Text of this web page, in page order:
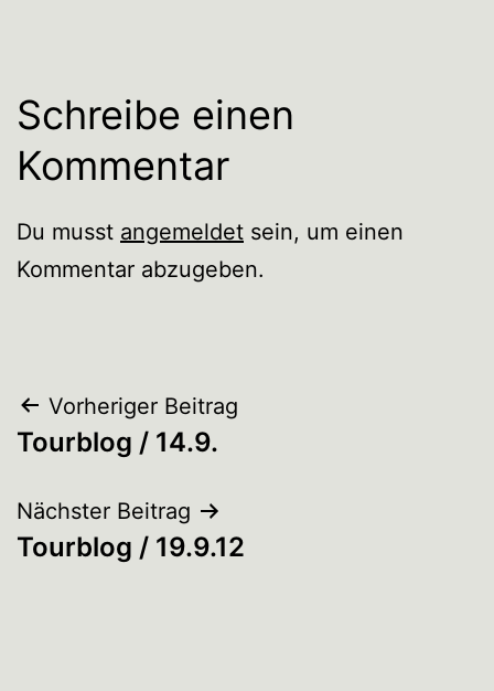
Schreibe einen
Kommentar
Du musst angemeldet sein, um einen
Kommentar abzugeben.
Beitragsnavigation
Vorheriger Beitrag
Tourblog / 14.9.
Nächster Beitrag
Tourblog / 19.9.12